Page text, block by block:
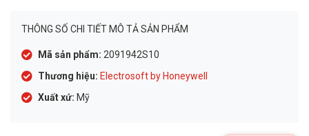
THÔNG SỐ CHI TIẾT MÔ TẢ SẢN PHẨM
Mã sản phẩm: 2091942S10
Thương hiệu: Electrosoft by Honeywell
Xuất xứ: Mỹ